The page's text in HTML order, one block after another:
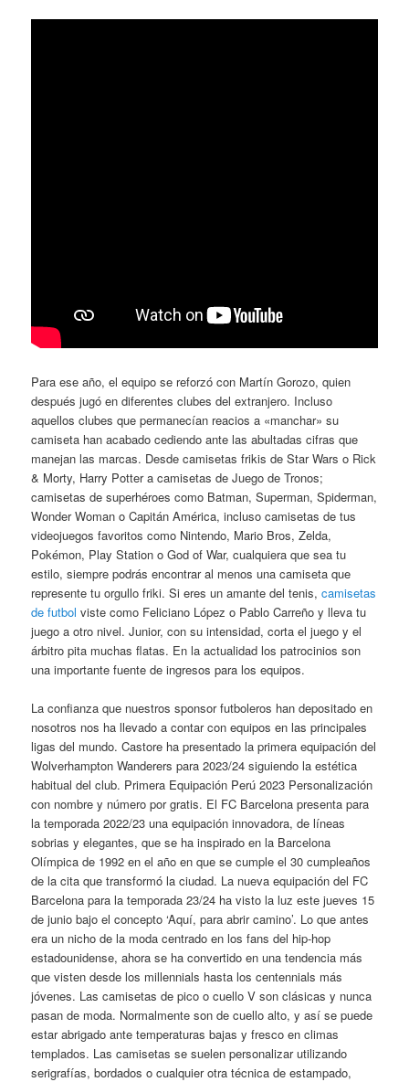
Para ese año, el equipo se reforzó con Martín Gorozo, quien
después jugó en diferentes clubes del extranjero. Incluso
aquellos clubes que permanecían reacios a «manchar» su
camiseta han acabado cediendo ante las abultadas cifras que
manejan las marcas. Desde camisetas frikis de Star Wars o Rick
& Morty, Harry Potter a camisetas de Juego de Tronos;
camisetas de superhéroes como Batman, Superman, Spiderman,
Wonder Woman o Capitán América, incluso camisetas de tus
videojuegos favoritos como Nintendo, Mario Bros, Zelda,
Pokémon, Play Station o God of War, cualquiera que sea tu
estilo, siempre podrás encontrar al menos una camiseta que
represente tu orgullo friki. Si eres un amante del tenis,camisetas
de futbol viste como Feliciano López o Pablo Carreño y lleva tu
juego a otro nivel. Junior, con su intensidad, corta el juego y el
árbitro pita muchas flatas. En la actualidad los patrocinios son
una importante fuente de ingresos para los equipos.
La confianza que nuestros sponsor futboleros han depositado en
nosotros nos ha llevado a contar con equipos en las principales
ligas del mundo. Castore ha presentado la primera equipación del
Wolverhampton Wanderers para 2023/24 siguiendo la estética
habitual del club. Primera Equipación Perú 2023 Personalización
con nombre y número por gratis. El FC Barcelona presenta para
la temporada 2022/23 una equipación innovadora, de líneas
sobrias y elegantes, que se ha inspirado en la Barcelona
Olímpica de 1992 en el año en que se cumple el 30 cumpleaños
de la cita que transformó la ciudad. La nueva equipación del FC
Barcelona para la temporada 23/24 ha visto la luz este jueves 15
de junio bajo el concepto ‘Aquí, para abrir camino’. Lo que antes
era un nicho de la moda centrado en los fans del hip-hop
estadounidense, ahora se ha convertido en una tendencia más
que visten desde los millennials hasta los centennials más
jóvenes. Las camisetas de pico o cuello V son clásicas y nunca
pasan de moda. Normalmente son de cuello alto, y así se puede
estar abrigado ante temperaturas bajas y fresco en climas
templados. Las camisetas se suelen personalizar utilizando
serigrafías, bordados o cualquier otra técnica de estampado,